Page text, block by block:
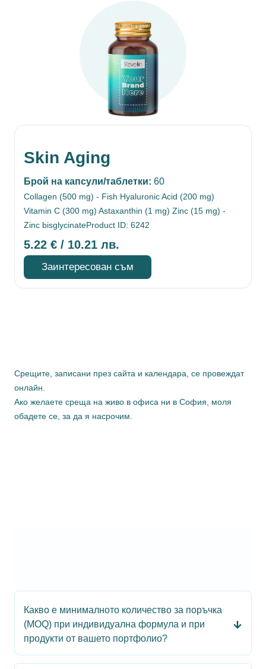
Skin Aging
Брой на капсули/таблетки: 60
Collagen (500 mg) - Fish Hyaluronic Acid (200 mg)
Vitamin C (300 mg) Astaxanthin (1 mg) Zinc (15 mg) -
Zinc bisglycinateProduct ID: 6242
5.22 € / 10.21 лв.
Заинтересован съм
Срещите, записани през сайта и календара, се провеждат
онлайн.
Ако желаете среща на живо в офиса ни в София, моля
обадете се, за да я насрочим.
Какво е минималното количество за поръчка
(MOQ) при индивидуална формула и при
продукти от вашето портфолио?